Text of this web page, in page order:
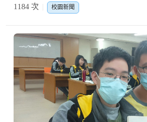
1184 次
校園新聞